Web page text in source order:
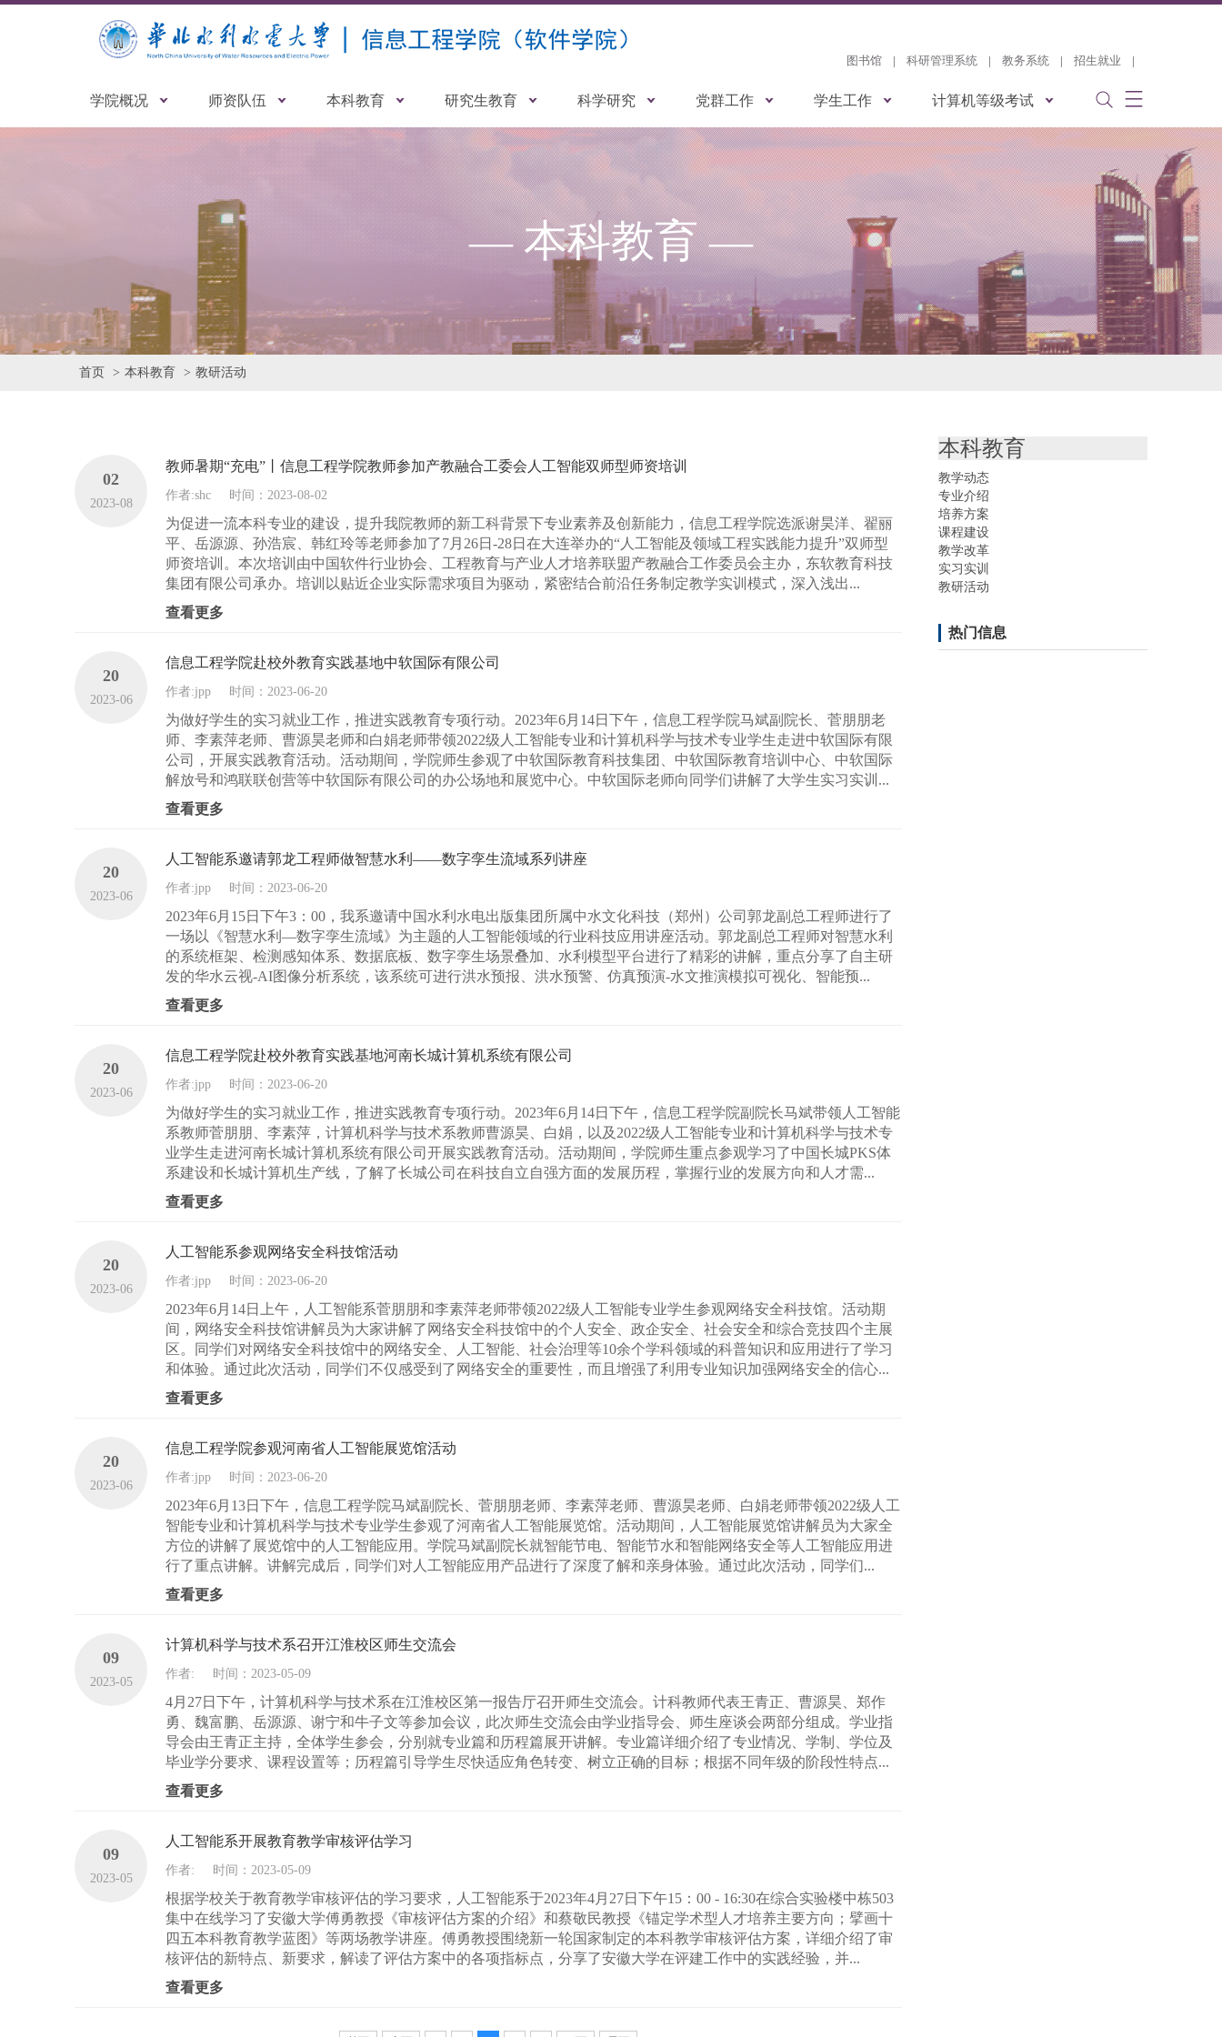
图书馆 | 科研管理系统 | 教务系统 | 招生就业 |
学院概况 师资队伍 本科教育 研究生教育 科学研究 党群工作 学生工作 计算机等级考试
— 本科教育 —
首页 本科教育 教研活动
02
2023-08
教师暑期“充电”丨信息工程学院教师参加产教融合工委会人工智能双师型师资培训
作者:shc 时间：2023-08-02
为促进一流本科专业的建设，提升我院教师的新工科背景下专业素养及创新能力，信息工程学院选派谢昊洋、翟丽
平、岳源源、孙浩宸、韩红玲等老师参加了7月26日-28日在大连举办的“人工智能及领域工程实践能力提升”双师型
师资培训。本次培训由中国软件行业协会、工程教育与产业人才培养联盟产教融合工作委员会主办，东软教育科技
集团有限公司承办。培训以贴近企业实际需求项目为驱动，紧密结合前沿任务制定教学实训模式，深入浅出...
查看更多
20
2023-06
信息工程学院赴校外教育实践基地中软国际有限公司
作者:jpp 时间：2023-06-20
为做好学生的实习就业工作，推进实践教育专项行动。2023年6月14日下午，信息工程学院马斌副院长、菅朋朋老
师、李素萍老师、曹源昊老师和白娟老师带领2022级人工智能专业和计算机科学与技术专业学生走进中软国际有限
公司，开展实践教育活动。活动期间，学院师生参观了中软国际教育科技集团、中软国际教育培训中心、中软国际
解放号和鸿联联创营等中软国际有限公司的办公场地和展览中心。中软国际老师向同学们讲解了大学生实习实训...
查看更多
20
2023-06
人工智能系邀请郭龙工程师做智慧水利——数字孪生流域系列讲座
作者:jpp 时间：2023-06-20
2023年6月15日下午3：00，我系邀请中国水利水电出版集团所属中水文化科技（郑州）公司郭龙副总工程师进行了
一场以《智慧水利—数字孪生流域》为主题的人工智能领域的行业科技应用讲座活动。郭龙副总工程师对智慧水利
的系统框架、检测感知体系、数据底板、数字孪生场景叠加、水利模型平台进行了精彩的讲解，重点分享了自主研
发的华水云视-AI图像分析系统，该系统可进行洪水预报、洪水预警、仿真预演-水文推演模拟可视化、智能预...
查看更多
20
2023-06
信息工程学院赴校外教育实践基地河南长城计算机系统有限公司
作者:jpp 时间：2023-06-20
为做好学生的实习就业工作，推进实践教育专项行动。2023年6月14日下午，信息工程学院副院长马斌带领人工智能
系教师菅朋朋、李素萍，计算机科学与技术系教师曹源昊、白娟，以及2022级人工智能专业和计算机科学与技术专
业学生走进河南长城计算机系统有限公司开展实践教育活动。活动期间，学院师生重点参观学习了中国长城PKS体
系建设和长城计算机生产线，了解了长城公司在科技自立自强方面的发展历程，掌握行业的发展方向和人才需...
查看更多
20
2023-06
人工智能系参观网络安全科技馆活动
作者:jpp 时间：2023-06-20
2023年6月14日上午，人工智能系菅朋朋和李素萍老师带领2022级人工智能专业学生参观网络安全科技馆。活动期
间，网络安全科技馆讲解员为大家讲解了网络安全科技馆中的个人安全、政企安全、社会安全和综合竞技四个主展
区。同学们对网络安全科技馆中的网络安全、人工智能、社会治理等10余个学科领域的科普知识和应用进行了学习
和体验。通过此次活动，同学们不仅感受到了网络安全的重要性，而且增强了利用专业知识加强网络安全的信心...
查看更多
20
2023-06
信息工程学院参观河南省人工智能展览馆活动
作者:jpp 时间：2023-06-20
2023年6月13日下午，信息工程学院马斌副院长、菅朋朋老师、李素萍老师、曹源昊老师、白娟老师带领2022级人工
智能专业和计算机科学与技术专业学生参观了河南省人工智能展览馆。活动期间，人工智能展览馆讲解员为大家全
方位的讲解了展览馆中的人工智能应用。学院马斌副院长就智能节电、智能节水和智能网络安全等人工智能应用进
行了重点讲解。讲解完成后，同学们对人工智能应用产品进行了深度了解和亲身体验。通过此次活动，同学们...
查看更多
09
2023-05
计算机科学与技术系召开江淮校区师生交流会
作者: 时间：2023-05-09
4月27日下午，计算机科学与技术系在江淮校区第一报告厅召开师生交流会。计科教师代表王青正、曹源昊、郑作
勇、魏富鹏、岳源源、谢宁和牛子文等参加会议，此次师生交流会由学业指导会、师生座谈会两部分组成。学业指
导会由王青正主持，全体学生参会，分别就专业篇和历程篇展开讲解。专业篇详细介绍了专业情况、学制、学位及
毕业学分要求、课程设置等；历程篇引导学生尽快适应角色转变、树立正确的目标；根据不同年级的阶段性特点...
查看更多
09
2023-05
人工智能系开展教育教学审核评估学习
作者: 时间：2023-05-09
根据学校关于教育教学审核评估的学习要求，人工智能系于2023年4月27日下午15：00 - 16:30在综合实验楼中栋503
集中在线学习了安徽大学傅勇教授《审核评估方案的介绍》和蔡敬民教授《锚定学术型人才培养主要方向；擘画十
四五本科教育教学蓝图》等两场教学讲座。傅勇教授围绕新一轮国家制定的本科教学审核评估方案，详细介绍了审
核评估的新特点、新要求，解读了评估方案中的各项指标点，分享了安徽大学在评建工作中的实践经验，并...
查看更多
本科教育
教学动态
专业介绍
培养方案
课程建设
教学改革
实习实训
教研活动
热门信息